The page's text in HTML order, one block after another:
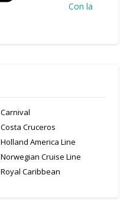
Con la
Carnival
Costa Cruceros
Holland America Line
Norwegian Cruise Line
Royal Caribbean